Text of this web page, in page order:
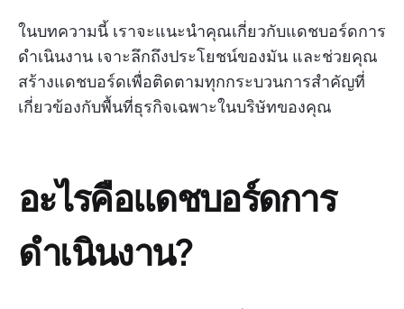
ในบทความนี้ เราจะแนะนำคุณเกี่ยวกับแดชบอร์ดการ
ดำเนินงาน เจาะลึกถึงประโยชน์ของมัน และช่วยคุณ
สร้างแดชบอร์ดเพื่อติดตามทุกกระบวนการสำคัญที่
เกี่ยวข้องกับพื้นที่ธุรกิจเฉพาะในบริษัทของคุณ
อะไรคือแดชบอร์ดการ
ดำเนินงาน?